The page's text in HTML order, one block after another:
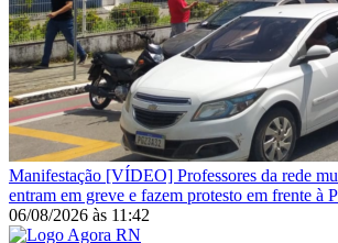
Manifestação [VÍDEO] Professores da rede
entram em greve e fazem protesto em frente à
06/08/2026 às 11:42